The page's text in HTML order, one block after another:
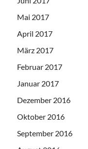
Mai 2017
April 2017
März 2017
Februar 2017
Januar 2017
Dezember 2016
Oktober 2016
September 2016